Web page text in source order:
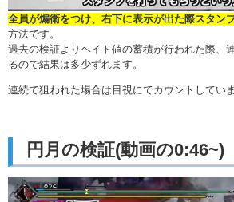
全員が煽衛をつけ、右下に表示が出た際スタン
方法です。
過去の検証よりヘイト値の蓄積が行われた際、
るので結果は多少ずれます。
連続で狙われた場合は目視にてカウントしていま
円月の検証(動画の0:46~)